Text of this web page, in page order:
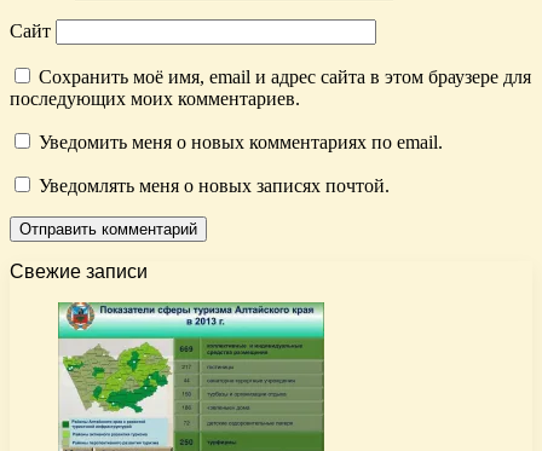
Сайт
Сохранить моё имя, email и адрес сайта в этом браузере для
последующих моих комментариев.
Уведомить меня о новых комментариях по email.
Уведомлять меня о новых записях почтой.
Свежие записи